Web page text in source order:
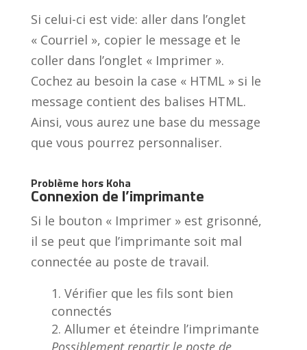
Si celui-ci est vide: aller dans l’onglet
« Courriel », copier le message et le
coller dans l’onglet « Imprimer ».
Cochez au besoin la case « HTML » si le
message contient des balises HTML.
Ainsi, vous aurez une base du message
que vous pourrez personnaliser.
Problème hors Koha
Connexion de l’imprimante
Si le bouton « Imprimer » est grisonné,
il se peut que l’imprimante soit mal
connectée au poste de travail.
Vérifier que les fils sont bien
connectés
Allumer et éteindre l’imprimante
Possiblement repartir le poste de